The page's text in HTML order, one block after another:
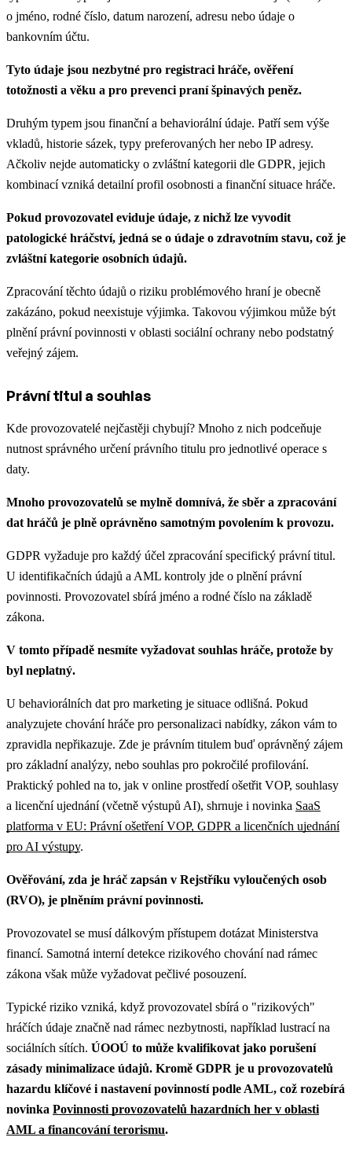
o jméno, rodné číslo, datum narození, adresu nebo údaje o
bankovním účtu.
Tyto údaje jsou nezbytné pro registraci hráče, ověření
totožnosti a věku a pro prevenci praní špinavých peněz.
Druhým typem jsou finanční a behaviorální údaje. Patří sem výše
vkladů, historie sázek, typy preferovaných her nebo IP adresy.
Ačkoliv nejde automaticky o zvláštní kategorii dle GDPR, jejich
kombinací vzniká detailní profil osobnosti a finanční situace hráče.
Pokud provozovatel eviduje údaje, z nichž lze vyvodit
patologické hráčství, jedná se o údaje o zdravotním stavu, což je
zvláštní kategorie osobních údajů.
Zpracování těchto údajů o riziku problémového hraní je obecně
zakázáno, pokud neexistuje výjimka. Takovou výjimkou může být
plnění právní povinnosti v oblasti sociální ochrany nebo podstatný
veřejný zájem.
Právní titul a souhlas
Kde provozovatelé nejčastěji chybují? Mnoho z nich podceňuje
nutnost správného určení právního titulu pro jednotlivé operace s
daty.
Mnoho provozovatelů se mylně domnívá, že sběr a zpracování
dat hráčů je plně oprávněno samotným povolením k provozu.
GDPR vyžaduje pro každý účel zpracování specifický právní titul.
U identifikačních údajů a AML kontroly jde o plnění právní
povinnosti. Provozovatel sbírá jméno a rodné číslo na základě
zákona.
V tomto případě nesmíte vyžadovat souhlas hráče, protože by
byl neplatný.
U behaviorálních dat pro marketing je situace odlišná. Pokud
analyzujete chování hráče pro personalizaci nabídky, zákon vám to
zpravidla nepřikazuje. Zde je právním titulem buď oprávněný zájem
pro základní analýzy, nebo souhlas pro pokročilé profilování.
Praktický pohled na to, jak v online prostředí ošetřit VOP, souhlasy
a licenční ujednání (včetně výstupů AI), shrnuje i novinka SaaS
platforma v EU: Právní ošetření VOP, GDPR a licenčních ujednání
pro AI výstupy.
Ověřování, zda je hráč zapsán v Rejstříku vyloučených osob
(RVO), je plněním právní povinnosti.
Provozovatel se musí dálkovým přístupem dotázat Ministerstva
financí. Samotná interní detekce rizikového chování nad rámec
zákona však může vyžadovat pečlivé posouzení.
Typické riziko vzniká, když provozovatel sbírá o "rizikových"
hráčích údaje značně nad rámec nezbytnosti, například lustrací na
sociálních sítích. ÚOOÚ to může kvalifikovat jako porušení
zásady minimalizace údajů. Kromě GDPR je u provozovatelů
hazardu klíčové i nastavení povinností podle AML, což rozebírá
novinka Povinnosti provozovatelů hazardních her v oblasti
AML a financování terorismu.